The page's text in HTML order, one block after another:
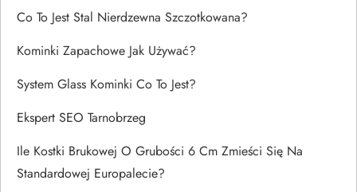
Co To Jest Stal Nierdzewna Szczotkowana?
Kominki Zapachowe Jak Używać?
System Glass Kominki Co To Jest?
Ekspert SEO Tarnobrzeg
Ile Kostki Brukowej O Grubości 6 Cm Zmieści Się Na
Standardowej Europalecie?